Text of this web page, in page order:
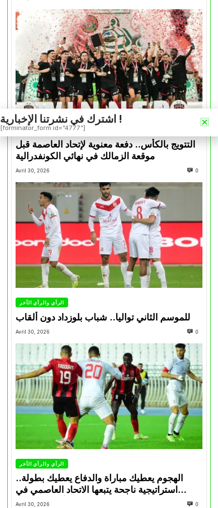
كأس الكونفدرالية
التتويج بالكأس.. دفعة معنوية لإتحاد العاصمة قبل
موقعة الزمالك في نهائي الكونفدرالية
Avril 30, 2026 0
الرأي والرأي الأخر
للموسم الثاني تواليا.. شباب بلوزداد دون ألقاب
Avril 30, 2026 0
الرأي والرأي الأخر
الهجوم يعطيك مباراة والدفاع يعطيك بطولة..
استراتيجية ناجحة يتبعها الاتحاد العاصمي في
تتويجاته آخر السنوات
Avril 30, 2026 0
اشترك في نشرتنا الإخبارية !
[forminator_form id="4777"]